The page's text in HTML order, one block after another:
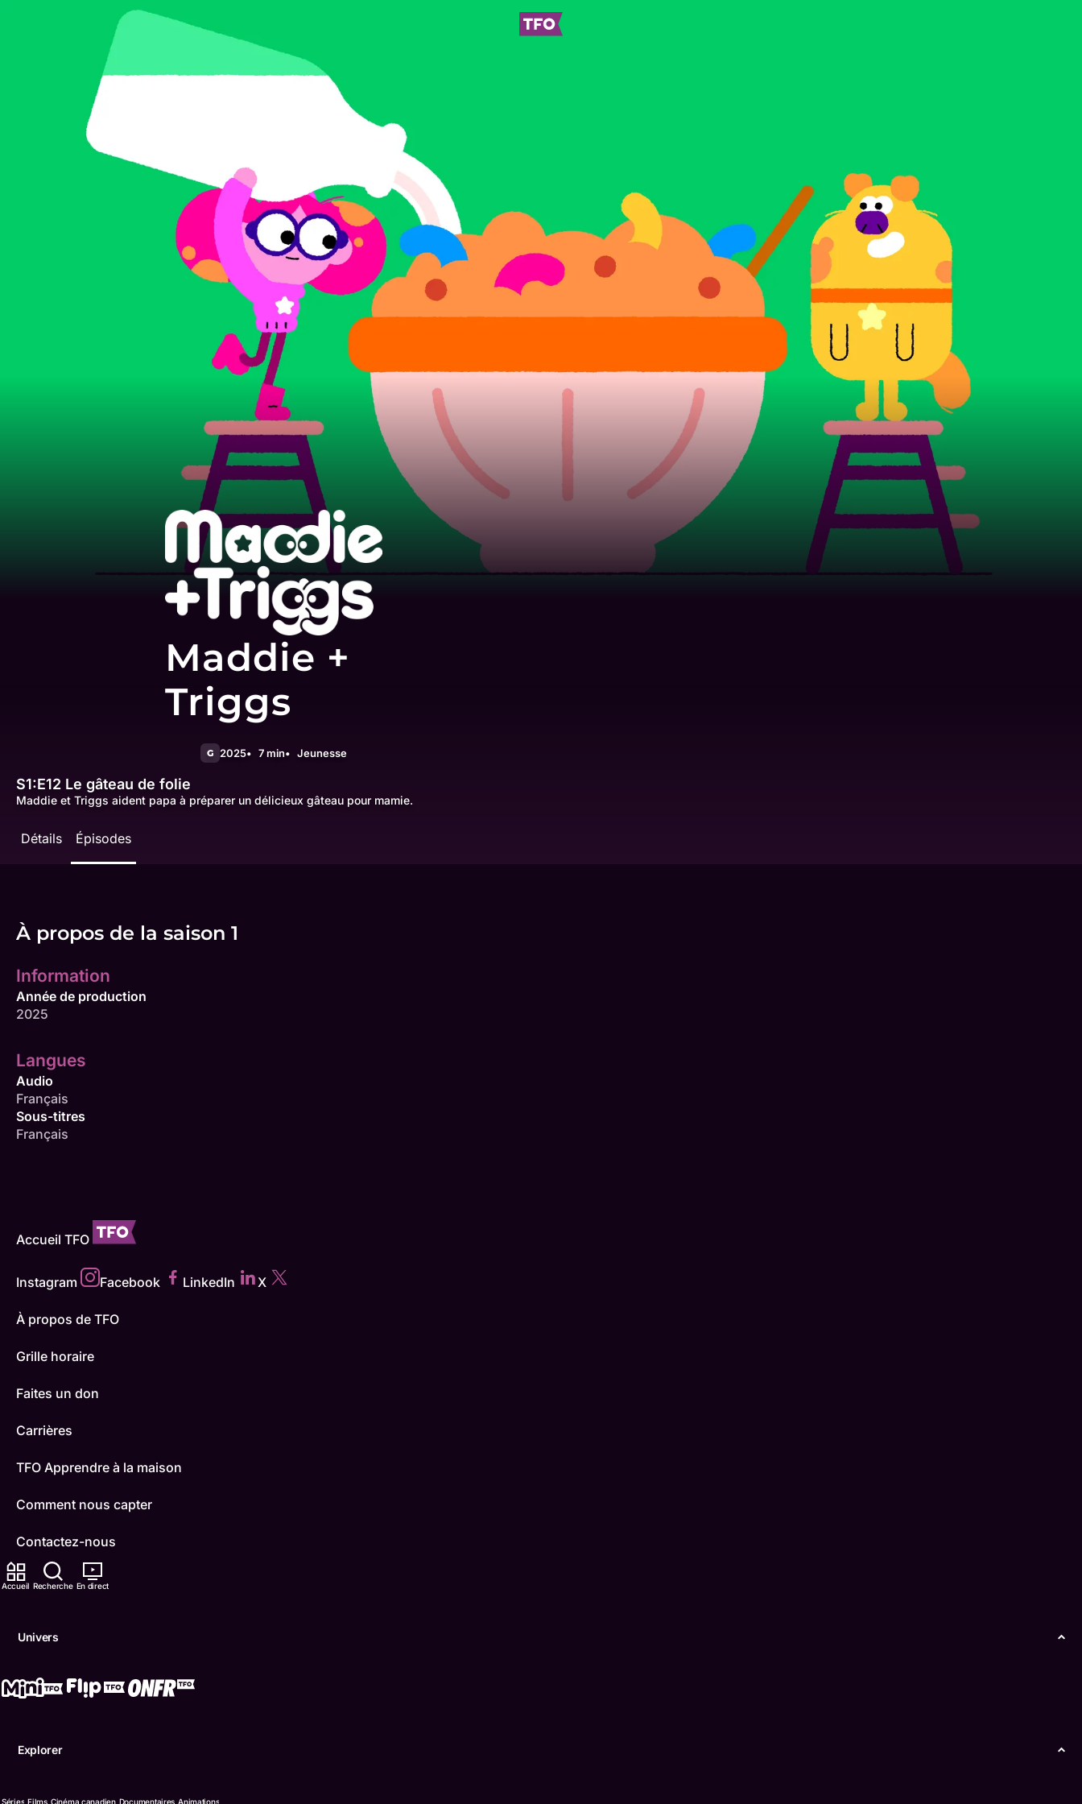
Accueil Recherche En direct
Univers
Explorer
Séries Films Cinéma canadien Documentaires Animations
Maddie +
Triggs
G 2025 7 min Jeunesse
S1:E12 Le gâteau de folie
Maddie et Triggs aident papa à préparer un délicieux gâteau pour mamie.
Détails Épisodes
À propos de la saison 1
Information
Année de production
2025
Langues
Audio
Français
Sous-titres
Français
Accueil TFO
Instagram Facebook LinkedIn X
À propos de TFO
Grille horaire
Faites un don
Carrières
TFO Apprendre à la maison
Comment nous capter
Contactez-nous
ONFR
Conditions d'utilisation
© Office des télécommunications éducatives de langue française de l’Ontario (TFO) - 2026